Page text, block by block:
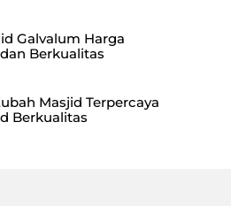
Galvalum Harga
Berkualitas
Masjid Terpercaya
Berkualitas